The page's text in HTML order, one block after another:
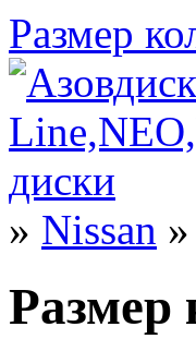
Размер
» Nissan »
Размер